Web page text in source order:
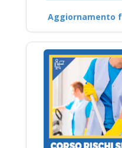
Aggiornamento